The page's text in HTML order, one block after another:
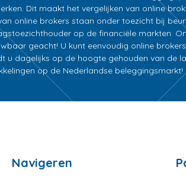
Dit maakt het vergelijken van online
online brokers staan onder toezicht bij
op de financiële markten.
geacht! U kunt eenvoudig online
u dagelijks op de hoogte gehouden van de
op de Nederlandse beleggingsmarkt!
Navigeren